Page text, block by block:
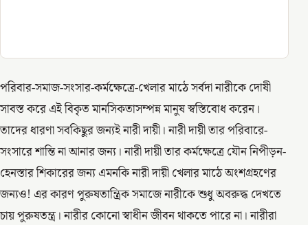
পরিবার-সমাজ-সংসার-কর্মক্ষেত্রে-খেলার মাঠে সর্বদা নারীকে দোষী
সাবস্ত করে এই বিকৃত মানসিকতাসম্পন্ন মানুষ স্বস্তিবোধ করেন।
তাদের ধারণা সবকিছুর জন্যই নারী দায়ী। নারী দায়ী তার পরিবারে-
সংসারে শান্তি না আনার জন্য। নারী দায়ী তার কর্মক্ষেত্রে যৌন নিপীড়ন-
হেনস্তার শিকারের জন্য এমনকি নারী দায়ী খেলার মাঠে অংশগ্রহণের
জন্যও! এর কারণ পুরুষতান্ত্রিক সমাজে নারীকে শুধু অবরুদ্ধ দেখতে
চায় পুরুষতন্ত্র। নারীর কোনো স্বাধীন জীবন থাকতে পারে না। নারীরা